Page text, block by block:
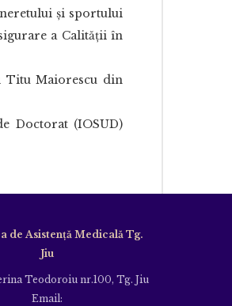
şi sportului
a Calităţii în
Titu Maiorescu din
Doctorat (IOSUD)
de Asistență Medicală Tg.
Jiu
Teodoroiu nr.100, Tg. Jiu
Email: